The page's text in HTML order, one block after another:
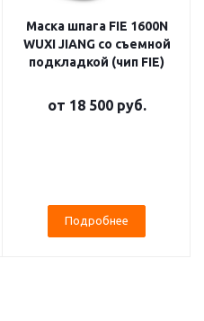
Маска шпага FIE 1600N
WUXI JIANG со съемной
подкладкой (чип FIE)
от 18 500 руб.
Подробнее